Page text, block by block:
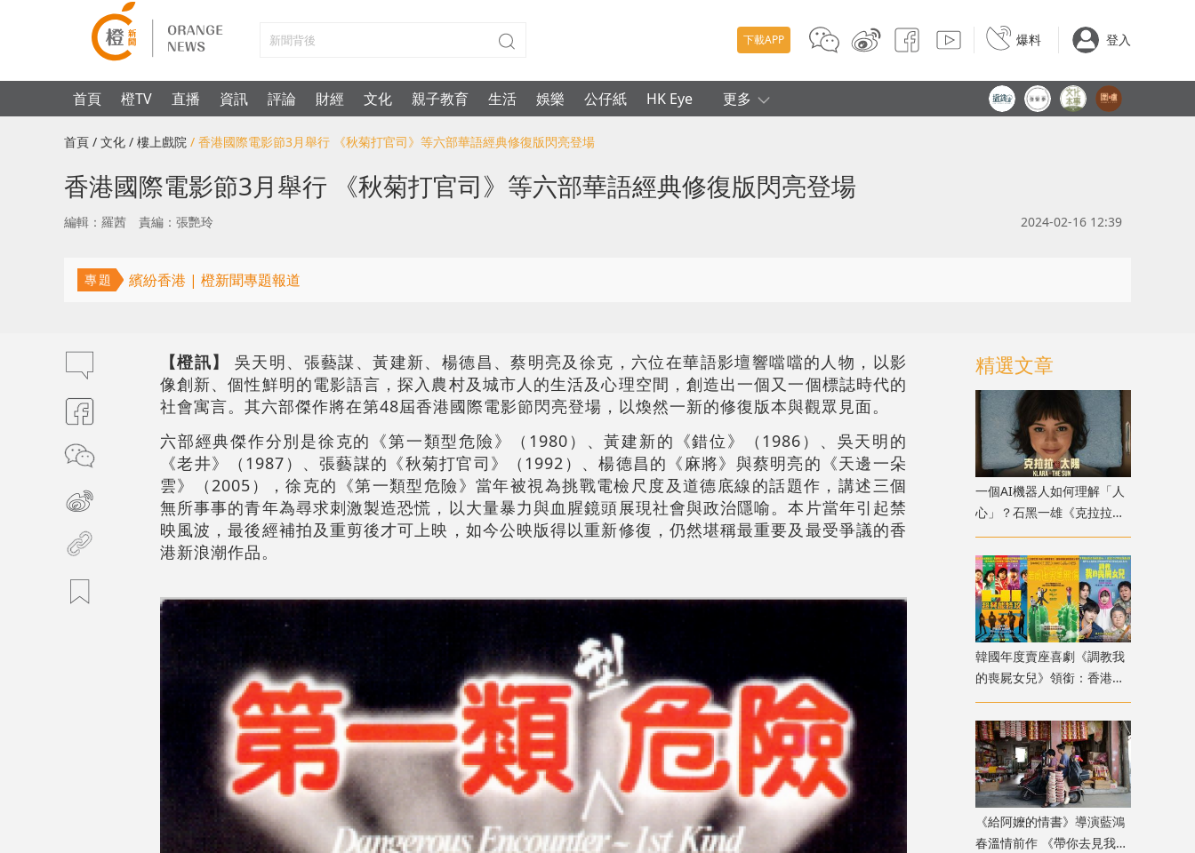
下載APP 爆料 登入
首頁 橙TV 直播 資訊 評論 財經 文化 親子教育 生活 娛樂 公仔紙 HK Eye 更多
首頁 / 文化 / 樓上戲院 / 香港國際電影節3月舉行 《秋菊打官司》等六部華語經典修復版閃亮登場
香港國際電影節3月舉行 《秋菊打官司》等六部華語經典修復版閃亮登場
編輯：羅茜 責編：張艷玲 2024-02-16 12:39
專題 繽紛香港 | 橙新聞專題報道
【橙訊】 吳天明、張藝謀、黃建新、楊德昌、蔡明亮及徐克，六位在華語影壇響噹噹的人物，以影
像創新、個性鮮明的電影語言，探入農村及城市人的生活及心理空間，創造出一個又一個標誌時代的
社會寓言。其六部傑作將在第48屆香港國際電影節閃亮登場，以煥然一新的修復版本與觀眾見面。
六部經典傑作分別是徐克的《第一類型危險》（1980）、黃建新的《錯位》（1986）、吳天明的
《老井》（1987）、張藝謀的《秋菊打官司》（1992）、楊德昌的《麻將》與蔡明亮的《天邊一朵
雲》（2005），徐克的《第一類型危險》當年被視為挑戰電檢尺度及道德底線的話題作，講述三個
無所事事的青年為尋求刺激製造恐慌，以大量暴力與血腥鏡頭展現社會與政治隱喻。本片當年引起禁
映風波，最後經補拍及重剪後才可上映，如今公映版得以重新修復，仍然堪稱最重要及最受爭議的香
港新浪潮作品。
精選文章
一個AI機器人如何理解「人
心」？石黑一雄《克拉拉與
太陽》改編電影十月上映
韓國年度賣座喜劇《調教我
的喪屍女兒》領銜：香港韓
國電影週8月放映
《給阿嬤的情書》導演藍鴻
春溫情前作 《帶你去見我